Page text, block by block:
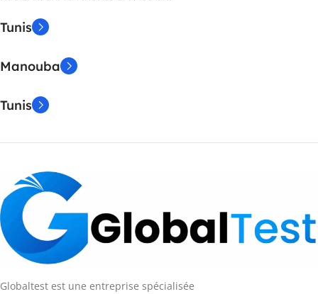
Tunis
Manouba
Tunis
Globaltest est une entreprise spécialisée